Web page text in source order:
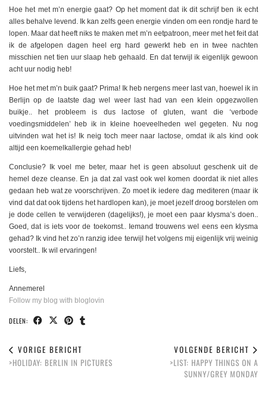
Hoe het met m’n energie gaat? Op het moment dat ik dit schrijf ben ik echt
alles behalve levend. Ik kan zelfs geen energie vinden om een rondje hard te
lopen. Maar dat heeft niks te maken met m’n eetpatroon, meer met het feit dat
ik de afgelopen dagen heel erg hard gewerkt heb en in twee nachten
misschien net tien uur slaap heb gehaald. En dat terwijl ik eigenlijk gewoon
acht uur nodig heb!
Hoe het met m’n buik gaat? Prima! Ik heb nergens meer last van, hoewel ik in
Berlijn op de laatste dag wel weer last had van een klein opgezwollen
buikje.. het probleem is dus lactose of gluten, want die ‘verbode
voedingsmiddelen’ heb ik in kleine hoeveelheden wel gegeten. Nu nog
uitvinden wat het is! Ik neig toch meer naar lactose, omdat ik als kind ook
altijd een koemelkallergie gehad heb!
Conclusie? Ik voel me beter, maar het is geen absoluut geschenk uit de
hemel deze cleanse. En ja dat zal vast ook wel komen doordat ik niet alles
gedaan heb wat ze voorschrijven. Zo moet ik iedere dag mediteren (maar ik
vind dat dat ook tijdens het hardlopen kan), je moet jezelf droog borstelen om
je dode cellen te verwijderen (dagelijks!), je moet een paar klysma’s doen..
Goed, dat is iets voor de toekomst.. Iemand trouwens wel eens een klysma
gehad? Ik vind het zo’n ranzig idee terwijl het volgens mij eigenlijk vrij weinig
voorstelt.. Ik wil ervaringen!
Liefs,
Annemerel
Follow my blog with bloglovin
DELEN:
VORIGE BERICHT
>HOLIDAY: BERLIN IN PICTURES
VOLGENDE BERICHT
>LIST: HAPPY THINGS ON A
SUNNY/GREY MONDAY